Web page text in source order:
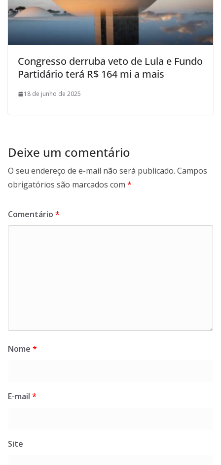
Congresso derruba veto de Lula e Fundo
Partidário terá R$ 164 mi a mais
18 de junho de 2025
Deixe um comentário
O seu endereço de e-mail não será publicado. Campos
obrigatórios são marcados com *
Comentário *
Nome *
E-mail *
Site